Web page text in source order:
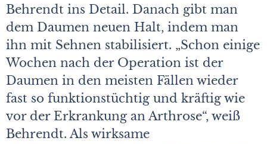
Behrendt ins Detail. Danach gibt man
dem Daumen neuen Halt, indem man
ihn mit Sehnen stabilisiert. „Schon einige
Wochen nach der Operation ist der
Daumen in den meisten Fällen wieder
fast so funktionstüchtig und kräftig wie
vor der Erkrankung an Arthrose“, weiß
Behrendt. Als wirksame